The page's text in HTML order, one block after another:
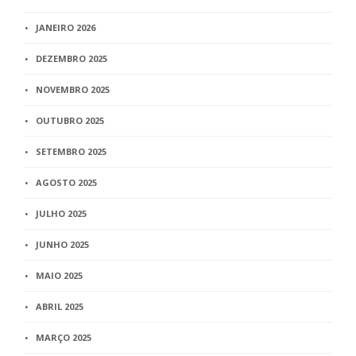
JANEIRO 2026
DEZEMBRO 2025
NOVEMBRO 2025
OUTUBRO 2025
SETEMBRO 2025
AGOSTO 2025
JULHO 2025
JUNHO 2025
MAIO 2025
ABRIL 2025
MARÇO 2025